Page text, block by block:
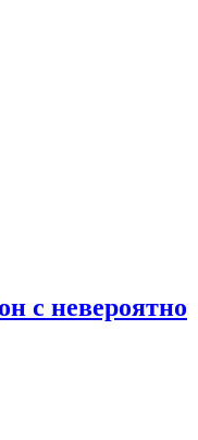
с невероятно